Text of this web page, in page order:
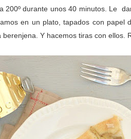
200º durante unos 40 minutos. Le
en un plato, tapados con papel
Y hacemos tiras con ellos.